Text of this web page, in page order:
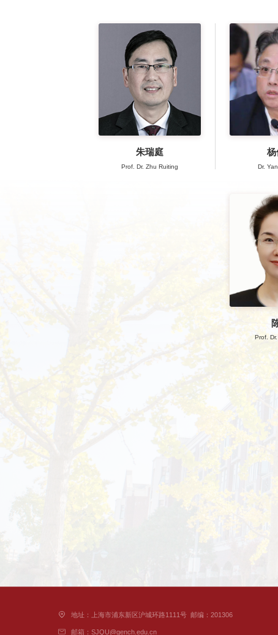
朱瑞庭
Prof. Dr. Zhu Ruiting
杨
Dr.
Prof.
地址：上海市浦东新区沪城环路1111号 邮编：201306
邮箱：SJQU@gench.edu.cn